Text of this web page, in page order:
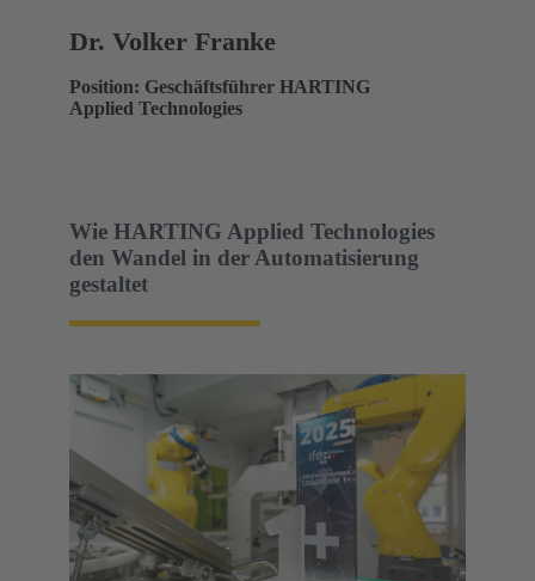
Dr. Volker Franke
Position: Geschäftsführer HARTING
Applied Technologies
Wie HARTING Applied Technologies
den Wandel in der Automatisierung
gestaltet